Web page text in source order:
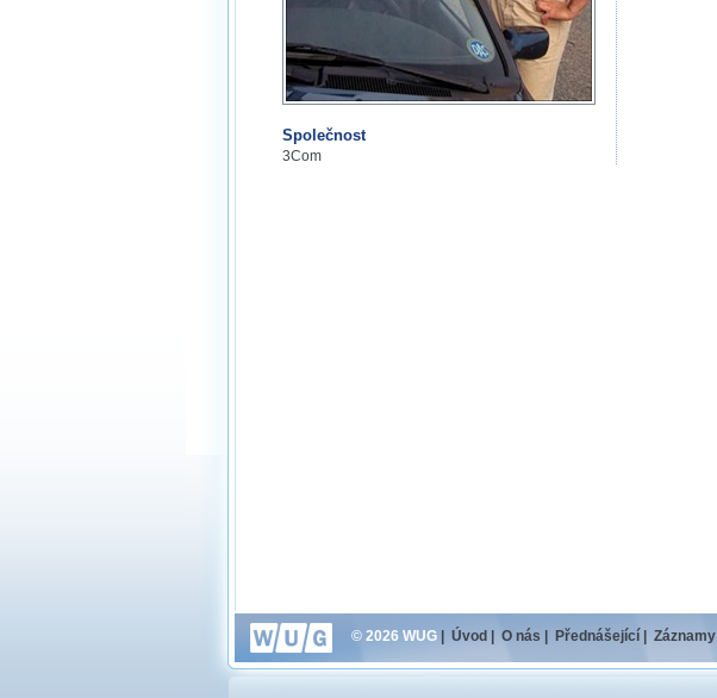
Společnost
3Com
© 2026 WUG Úvod O nás Přednášející Záznamy